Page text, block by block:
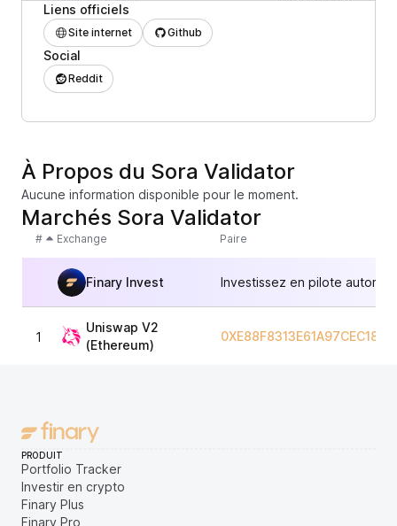
Liens officiels
Site internet Github
Social
Reddit
À Propos du Sora Validator
Aucune information disponible pour le moment.
Marchés Sora Validator
# Exchange Paire
Finary Invest Investissez en pilote
1
Uniswap V2
(Ethereum)
PRODUIT
Portfolio Tracker
Investir en crypto
Finary Plus
Finary Pro